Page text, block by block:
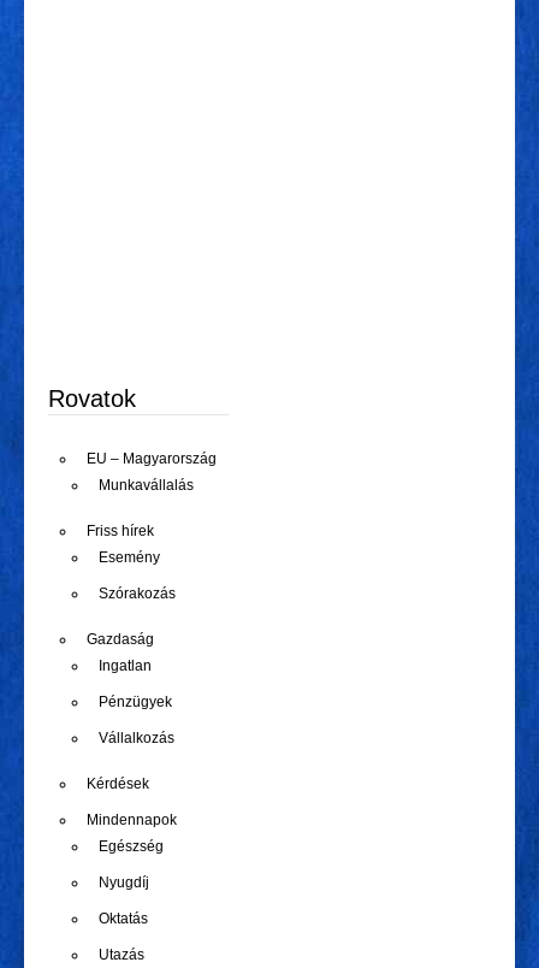
Rovatok
EU – Magyarország
Munkavállalás
Friss hírek
Esemény
Szórakozás
Gazdaság
Ingatlan
Pénzügyek
Vállalkozás
Kérdések
Mindennapok
Egészség
Nyugdíj
Oktatás
Utazás